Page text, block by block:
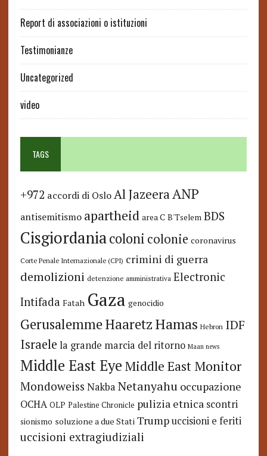
Report di associazioni o istituzioni
Testimonianze
Uncategorized
video
TAGS
+972 accordi di Oslo Al JazeeraANP
antisemitismo apartheid area C B'Tselem BDS
Cisgiordaniacoloni colonie coronavirus
Corte Penale Internazionale (CPI) crimini di guerra
demolizioni detenzione amministrativa Electronic
Intifada Fatah Gaza genocidio
GerusalemmeHaaretzHamas Hebron IDF
Israele la grande marcia del ritorno Maan news
Middle East Eye Middle East Monitor
Mondoweiss Nakba Netanyahu occupazione
OCHA OLP Palestine Chronicle pulizia etnica scontri
sionismo soluzione a due Stati Trump uccisioni e feriti
uccisioni extragiudiziali